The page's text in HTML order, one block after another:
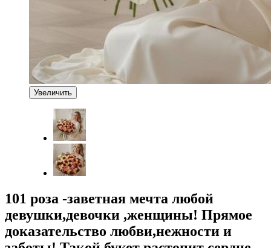
Увеличить
101 роза -заветная мечта любой
девушки,девочки ,женщины! Прямое
доказательство любви,нежности и